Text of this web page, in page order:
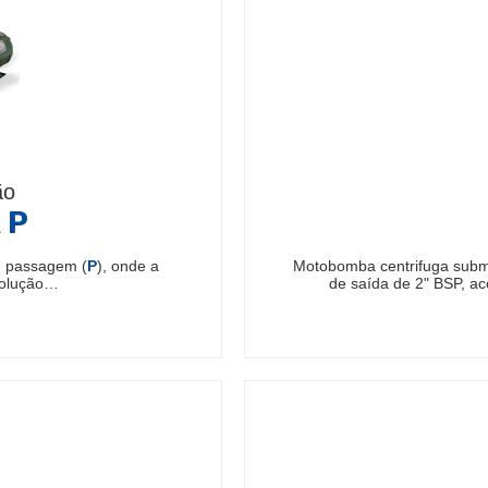
P
passagem (P), onde a
Motobomba centrifuga
de saída de 2" BSP,